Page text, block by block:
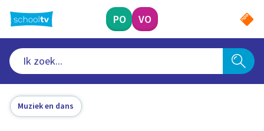
naar
hoofdinhoud
PO VO
Muziek en dans